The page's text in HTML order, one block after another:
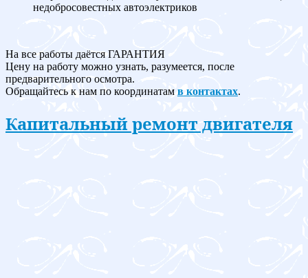
недобросовестных автоэлектриков
На все работы даётся ГАРАНТИЯ
Цену на работу можно узнать, разумеется, после
предварительного осмотра.
Обращайтесь к нам по координатам в контактах.
Капитальный ремонт двигателя